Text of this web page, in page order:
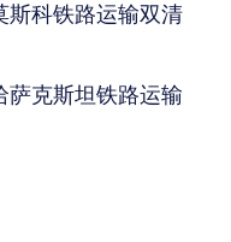
斯科铁路运输双清
萨克斯坦铁路运输